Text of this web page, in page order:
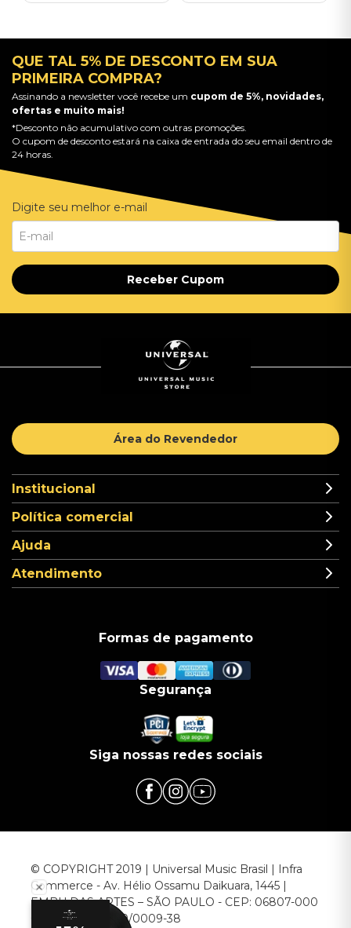
QUE TAL 5% DE DESCONTO EM SUA
PRIMEIRA COMPRA?
Assinando a newsletter você recebe um cupom de 5%, novidades,
ofertas e muito mais!
*Desconto não acumulativo com outras promoções.
O cupom de desconto estará na caixa de entrada do seu email dentro de
24 horas.
Digite seu melhor e-mail
Receber Cupom
Área do Revendedor
Institucional
Política comercial
Ajuda
Atendimento
Formas de pagamento
Segurança
Siga nossas redes sociais
© COPYRIGHT 2019 | Universal Music Brasil | Infra
Commerce - Av. Hélio Ossamu Daikuara, 1445 |
EMBU DAS ARTES – SÃO PAULO - CEP: 06807-000
CNPJ: 00.952.789/0009-38